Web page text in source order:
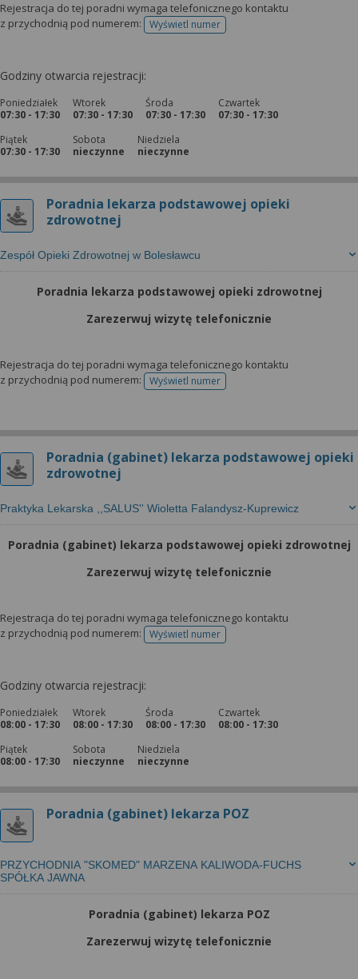
Rejestracja do tej poradni wymaga telefonicznego kontaktu
z przychodnią pod numerem:
Wyświetl numertelefonu do rejestracji
Godziny otwarcia rejestracji:
Poniedziałek
07:30 - 17:30
Wtorek
07:30 - 17:30
Środa
07:30 - 17:30
Czwartek
07:30 - 17:30
Piątek
07:30 - 17:30
Sobota
nieczynne
Niedziela
nieczynne
Poradnia lekarza podstawowej opieki
zdrowotnej
Zespół Opieki Zdrowotnej w Bolesławcu
Poradnia lekarza podstawowej opieki zdrowotnej
Zarezerwuj wizytę telefonicznie
Rejestracja do tej poradni wymaga telefonicznego kontaktu
z przychodnią pod numerem:
Wyświetl numertelefonu do rejestracji
Poradnia (gabinet) lekarza podstawowej opieki
zdrowotnej
Praktyka Lekarska ,,SALUS'' Wioletta Falandysz-Kuprewicz
Poradnia (gabinet) lekarza podstawowej opieki zdrowotnej
Zarezerwuj wizytę telefonicznie
Rejestracja do tej poradni wymaga telefonicznego kontaktu
z przychodnią pod numerem:
Wyświetl numertelefonu do rejestracji
Godziny otwarcia rejestracji:
Poniedziałek
08:00 - 17:30
Wtorek
08:00 - 17:30
Środa
08:00 - 17:30
Czwartek
08:00 - 17:30
Piątek
08:00 - 17:30
Sobota
nieczynne
Niedziela
nieczynne
Poradnia (gabinet) lekarza POZ
PRZYCHODNIA "SKOMED" MARZENA KALIWODA-FUCHS
SPÓŁKA JAWNA
Poradnia (gabinet) lekarza POZ
Zarezerwuj wizytę telefonicznie